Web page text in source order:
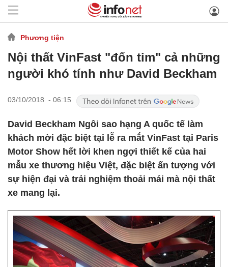
Phương tiện
Nội thất VinFast "đốn tim" cả những
người khó tính như David Beckham
03/10/2018 - 06:15
David Beckham Ngôi sao hạng A quốc tế làm
khách mời đặc biệt tại lễ ra mắt VinFast tại Paris
Motor Show hết lời khen ngợi thiết kế của hai
mẫu xe thương hiệu Việt, đặc biệt ấn tượng với
sự hiện đại và trải nghiệm thoải mái mà nội thất
xe mang lại.